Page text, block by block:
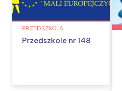
PRZEDSZKOLA
Przedszkole nr 148